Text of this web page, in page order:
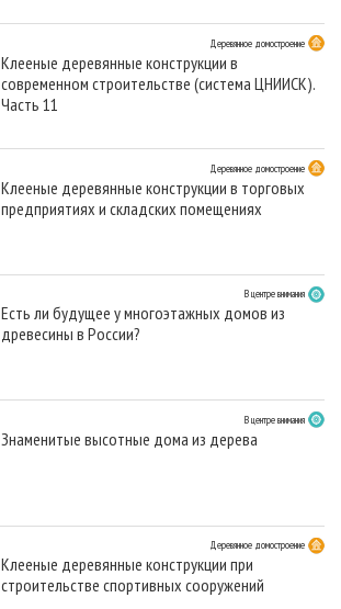
Деревянное домостроение
Клееные деревянные конструкции в
современном строительстве (система ЦНИИСК).
Часть 11
Деревянное домостроение
Клееные деревянные конструкции в торговых
предприятиях и складских помещениях
В центре внимания
Есть ли будущее у многоэтажных домов из
древесины в России?
В центре внимания
Знаменитые высотные дома из дерева
Деревянное домостроение
Клееные деревянные конструкции при
строительстве спортивных сооружений